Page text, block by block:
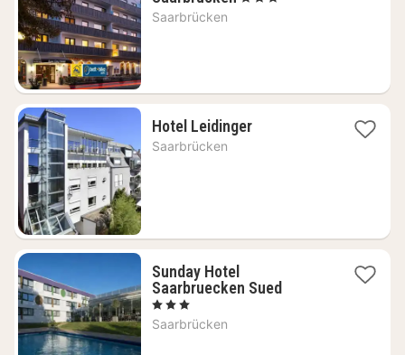
Saarbrücken
Hotel Leidinger1
Saarbrücken
Sunday Hotel
Saarbruecken Sued1
, 3 Stjerner
Saarbrücken